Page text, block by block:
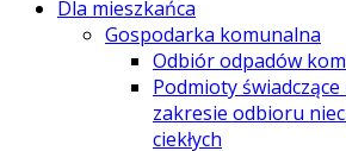
Dla mieszkańca
Gospodarka komunalna
Odbiór odpadów
Podmioty świadczące
zakresie odbioru
ciekłych